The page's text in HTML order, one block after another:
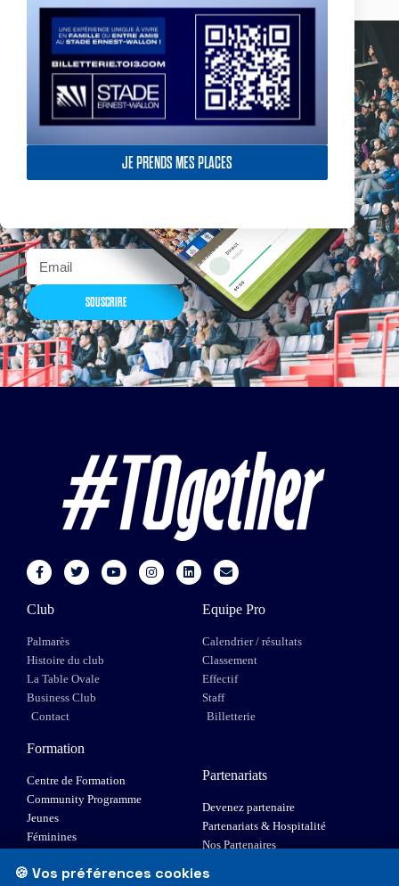
JE PRENDS MES PLACES
Actualités, nouveautés,
billetterie, remises
exceptionnelles dans la
SOUSCRIRE
Club
Palmarès
Histoire du club
La Table Ovale
Business Club
Contact
Equipe Pro
Calendrier / résultats
Classement
Effectif
Staff
Billetterie
Formation
Centre de Formation
Community Programme
Jeunes
Féminines
Elite 1
Partenariats
Devenez partenaire
Partenariats & Hospitalité
Nos Partenaires
🍪 Vos préférences cookies